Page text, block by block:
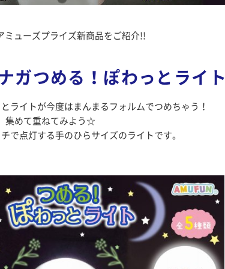
ミューズプライズ新商品をご紹介!!
ガつめる！ぽわっとライト
ライトが今度はまんまるフォルムでつめちゃう！
集めて重ねてみよう☆
で点灯する手のひらサイズのライトです。